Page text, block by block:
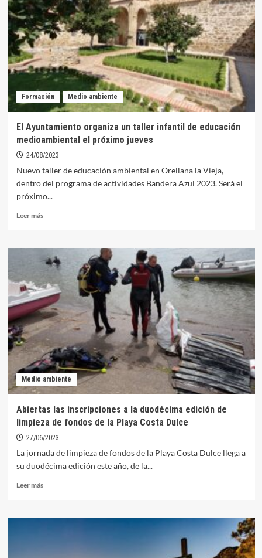
playas
de
interior
y
zonas
de
baño
el
Congreso
Bandera
Azul
en
Continentales
en
Valencia
Formación Medio ambiente
El Ayuntamiento organiza un taller infantil de educación
medioambiental el próximo jueves
24/08/2023
Nuevo taller de educación ambiental en Orellana la Vieja,
dentro del programa de actividades Bandera Azul 2023. Será el
próximo...
Leer másLeer
El
Ayuntamiento
organiza
un
taller
infantil
de
educación
medioambiental
el
próximo
jueves
Medio ambiente
Abiertas las inscripciones a la duodécima edición de
limpieza de fondos de la Playa Costa Dulce
27/06/2023
La jornada de limpieza de fondos de la Playa Costa Dulce llega a
su duodécima edición este año, de la...
Leer másLeer
Abiertas